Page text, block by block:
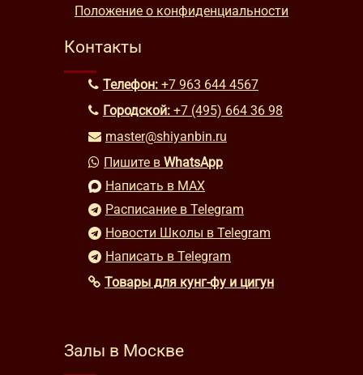
Положение о конфиденциальности
Контакты
Телефон: +7 963 644 4567
Городской: +7 (495) 664 36 98
master@shiyanbin.ru
Пишите в WhatsApp
Написать в MAX
Расписание в Telegram
Новости Школы в Telegram
Написать в Telegram
Товары для кунг-фу и цигун
Залы в Москве